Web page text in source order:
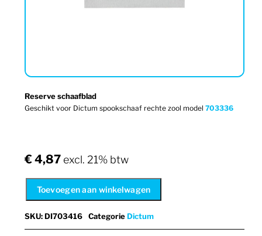
Reserve schaafblad
Geschikt voor Dictum spookschaaf rechte zool model703336
€4,87 excl. 21% btw
Toevoegen aan winkelwagen
SKU:DI703416 CategorieDictum